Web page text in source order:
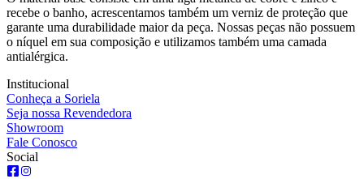
recebe o banho, acrescentamos também um verniz de proteção que
garante uma durabilidade maior da peça. Nossas peças não possuem
o níquel em sua composição e utilizamos também uma camada
antialérgica.
Institucional
Conheça a Soriela
Seja nossa Revendedora
Showroom
Fale Conosco
Social